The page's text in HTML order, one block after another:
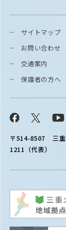
〒514-8507 三
1211（代表）
サイトマップ
お問い合わせ
交通案内
保護者の方へ
Facebook